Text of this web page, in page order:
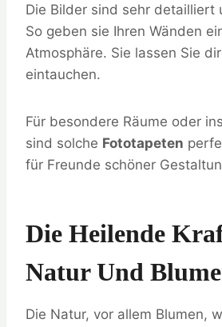
Die Bilder sind sehr detailliert
So geben sie Ihren Wänden
Atmosphäre. Sie lassen Sie
eintauchen.
Für besondere Räume oder
sind solche Fototapeten
für Freunde schöner
Die Heilende
Natur Und
Die Natur, vor allem Blumen,